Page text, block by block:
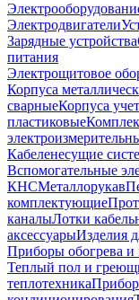
Электродвигатели
Зарядные устройства
питания
Электрощитовое
Корпуса
сварныеКорпуса
пластиковые
Кабеленесущие
Вспомогательные
КНСМеталлорукав
комплектующие
каналыЛотки
аксессуарыИзделия
Приборы обогрева и
Теплый пол и
теплотехника